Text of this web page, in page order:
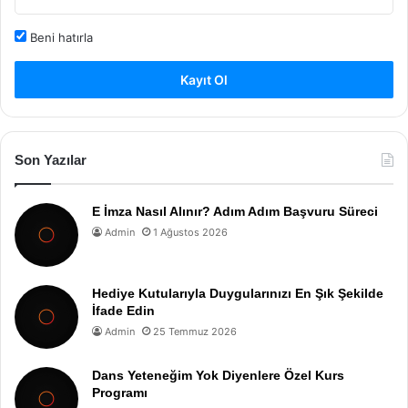
Beni hatırla
Kayıt Ol
Son Yazılar
E İmza Nasıl Alınır? Adım Adım Başvuru Süreci
Admin 1 Ağustos 2026
Hediye Kutularıyla Duygularınızı En Şık Şekilde
İfade Edin
Admin 25 Temmuz 2026
Dans Yeteneğim Yok Diyenlere Özel Kurs
Programı